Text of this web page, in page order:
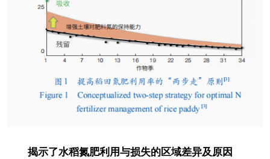
揭示了水稻氮肥利用与损失的区域差异及原因